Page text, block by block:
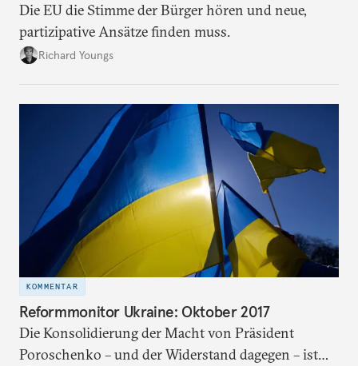
Die EU die Stimme der Bürger hören und neue,
partizipative Ansätze finden muss.
Richard Youngs
KOMMENTAR
Reformmonitor Ukraine: Oktober 2017
Die Konsolidierung der Macht von Präsident
Poroschenko – und der Widerstand dagegen – ist